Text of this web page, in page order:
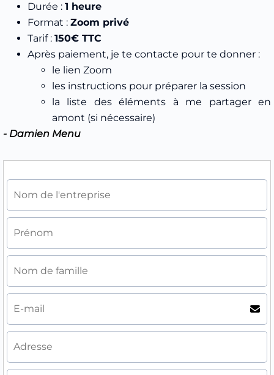
Durée : 1 heure
Format : Zoom privé
Tarif : 150€ TTC
Après paiement, je te contacte pour te donner :
le lien Zoom
les instructions pour préparer la session
la liste des éléments à me partager en
amont (si nécessaire)
- Damien Menu